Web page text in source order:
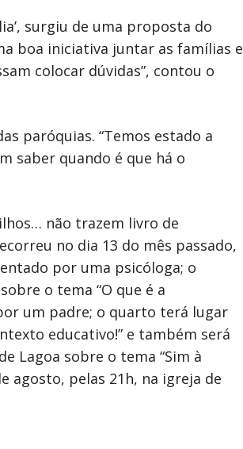
surgiu de uma proposta do
boa iniciativa juntar as famílias e
colocar dúvidas”, contou o
paróquias. “Temos estado a
saber quando é que há o
não trazem livro de
no dia 13 do mês passado,
por uma psicóloga; o
o tema “O que é a
um padre; o quarto terá lugar
educativo!” e também será
Lagoa sobre o tema “Sim à
agosto, pelas 21h, na igreja de